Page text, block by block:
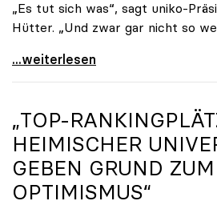
„Es tut sich was“, sagt uniko-
Hütter. „Und zwar gar nicht so
Reges Interesse von US-
...weiterlesen
„TOP-
HEIMISCHER
GEBEN GRUND ZUM
OPTIMISMUS“